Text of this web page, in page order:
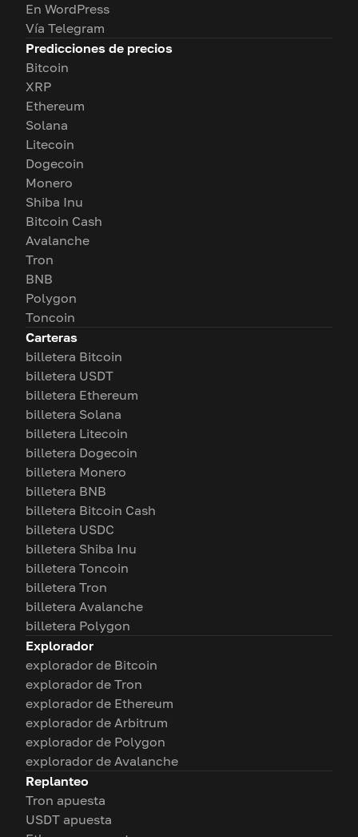
En WordPress
Vía Telegram
Predicciones de precios
Bitcoin
XRP
Ethereum
Solana
Litecoin
Dogecoin
Monero
Shiba Inu
Bitcoin Cash
Avalanche
Tron
BNB
Polygon
Toncoin
Carteras
billetera Bitcoin
billetera USDT
billetera Ethereum
billetera Solana
billetera Litecoin
billetera Dogecoin
billetera Monero
billetera BNB
billetera Bitcoin Cash
billetera USDC
billetera Shiba Inu
billetera Toncoin
billetera Tron
billetera Avalanche
billetera Polygon
Explorador
explorador de Bitcoin
explorador de Tron
explorador de Ethereum
explorador de Arbitrum
explorador de Polygon
explorador de Avalanche
Replanteo
Tron apuesta
USDT apuesta